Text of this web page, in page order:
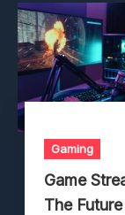
Gaming
Game
The